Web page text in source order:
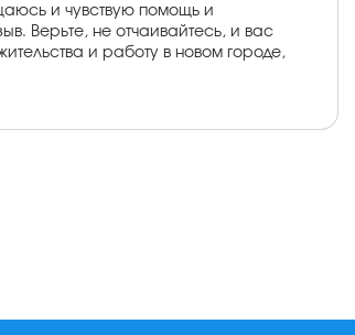
и чувствую помощь и
Верьте, не отчаивайтесь, и вас
и работу в новом городе,